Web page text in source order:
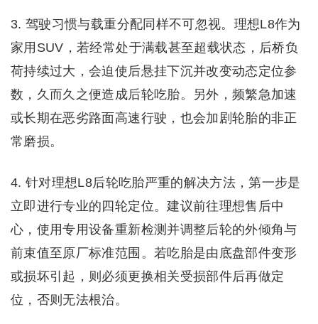
3. 驾驶习惯与载重分配同样不可忽视。理想L8作为
家用SUV，若经常处于满载甚至超载状态，后桥负
荷持续过大，会迫使后悬挂下沉并改变动态定位参
数，久而久之便造成后轮吃胎。另外，频繁急加速
或长期在恶劣路面高速行驶，也会加剧轮胎的非正
常磨损。
4. 针对理想L8后轮吃胎严重的解决方法，第一步是
立即进行专业的四轮定位。建议前往理想售后中
心，使用专用设备重新检测并调整后轮的外倾角与
前束值至原厂标准范围。若吃胎是由底盘部件变形
或损坏引起，则必须更换相关受损部件后再做定
位，否则无法根治。